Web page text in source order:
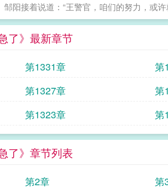
阳接着说道：“王警官，咱们的努力，或
了》最新章节
第1331章 第
第1327章 第
第1323章 第
了》章节列表
第2章 第